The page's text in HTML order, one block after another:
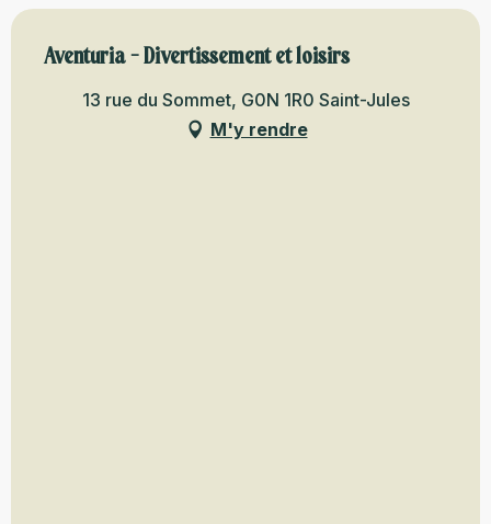
Aventuria - Divertissement et loisirs
13 rue du Sommet, G0N 1R0 Saint-Jules
M'y rendre